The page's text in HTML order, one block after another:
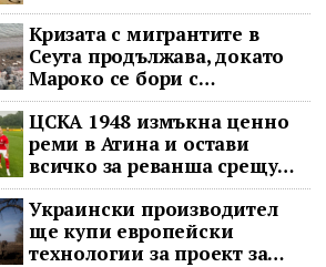
Кризата с мигрантите в
Сеута продължава, докато
Мароко се бори с
обвинения в чужбина и с
гнева у дома
ЦСКА 1948 измъкна ценно
реми в Атина и остави
всичко за реванша срещу
Панатинайкос
Украински производител
ще купи европейски
технологии за проект за